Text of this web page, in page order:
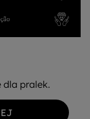
dla pralek.